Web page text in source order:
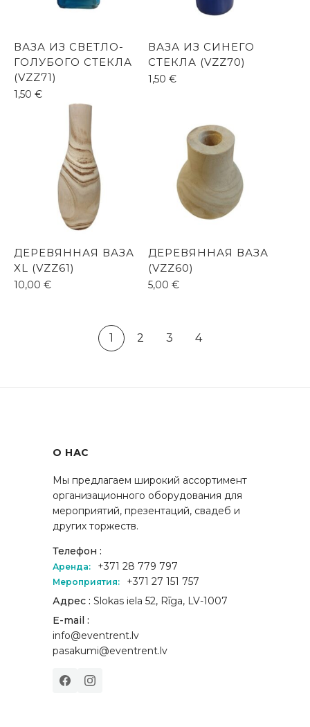
ВАЗА ИЗ СВЕТЛО-
ГОЛУБОГО СТЕКЛА
(VZZ71)
1,50 €
ВАЗА ИЗ СИНЕГО
СТЕКЛА (VZZ70)
1,50 €
ДЕРЕВЯННАЯ ВАЗА
XL (VZZ61)
10,00 €
ДЕРЕВЯННАЯ ВАЗА
(VZZ60)
5,00 €
1 2 3 4
О НАС
Мы предлагаем широкий ассортимент
организационного оборудования для
мероприятий, презентаций, свадеб и
других торжеств.
Телефон :
Аренда: +371 28 779 797
Мероприятия:
+371 27 151 757
Адрес : Slokas iela 52, Rīga, LV-1007
E-mail :
info@eventrent.lv
pasakumi@eventrent.lv